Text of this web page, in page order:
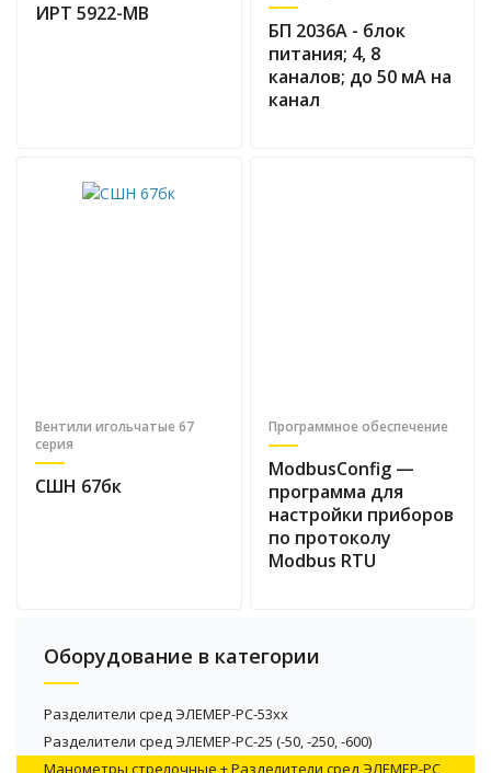
ИРТ 5922-МВ
БП 2036А - блок
питания; 4, 8
каналов; до 50 мА на
канал
Вентили игольчатые 67
серия
СШН 67бк
Программное обеспечение
ModbusConfig —
программа для
настройки приборов
по протоколу
Modbus RTU
Оборудование в категории
Разделители сред ЭЛЕМЕР-РС-53xx
Разделители сред ЭЛЕМЕР-РС-25 (-50, -250, -600)